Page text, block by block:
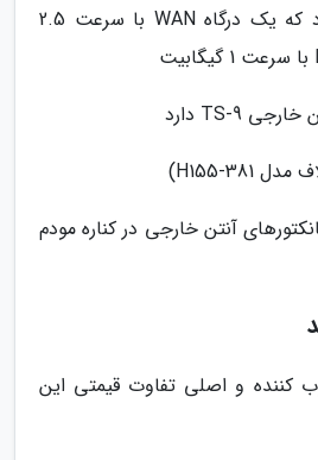
1- سه پورت شبکه دارد که یک درگاه WAN با سرعت 2.5
آنتن خارجی در کناره مودم
و اصلی تفاوت قیمتی این